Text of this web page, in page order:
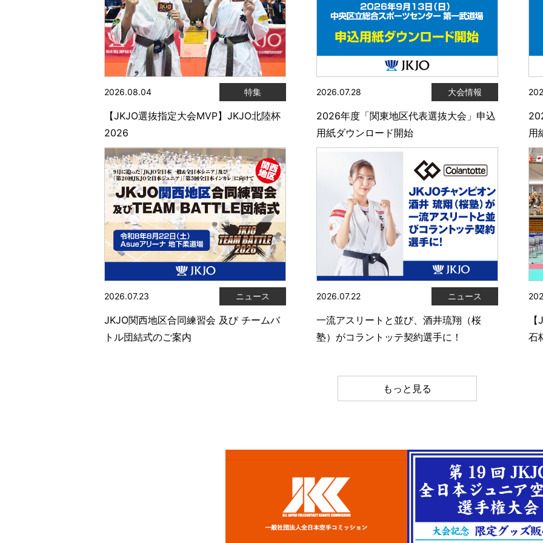
特集
2026.08.04
【JKJO選抜指定大会MVP】JKJO北陸杯
2026
大会情報
2026.07.28
2026年度「関東地区代表選抜大会」申込
用紙ダウンロード開始
用
ニュース
2026.07.23
JKJO関西地区合同練習会 及び チームバ
トル団結式のご案内
ニュース
2026.07.22
一流アスリートと並び、酒井琉翔（桜
塾）がコラントッテ契約選手に！
石
もっと見る